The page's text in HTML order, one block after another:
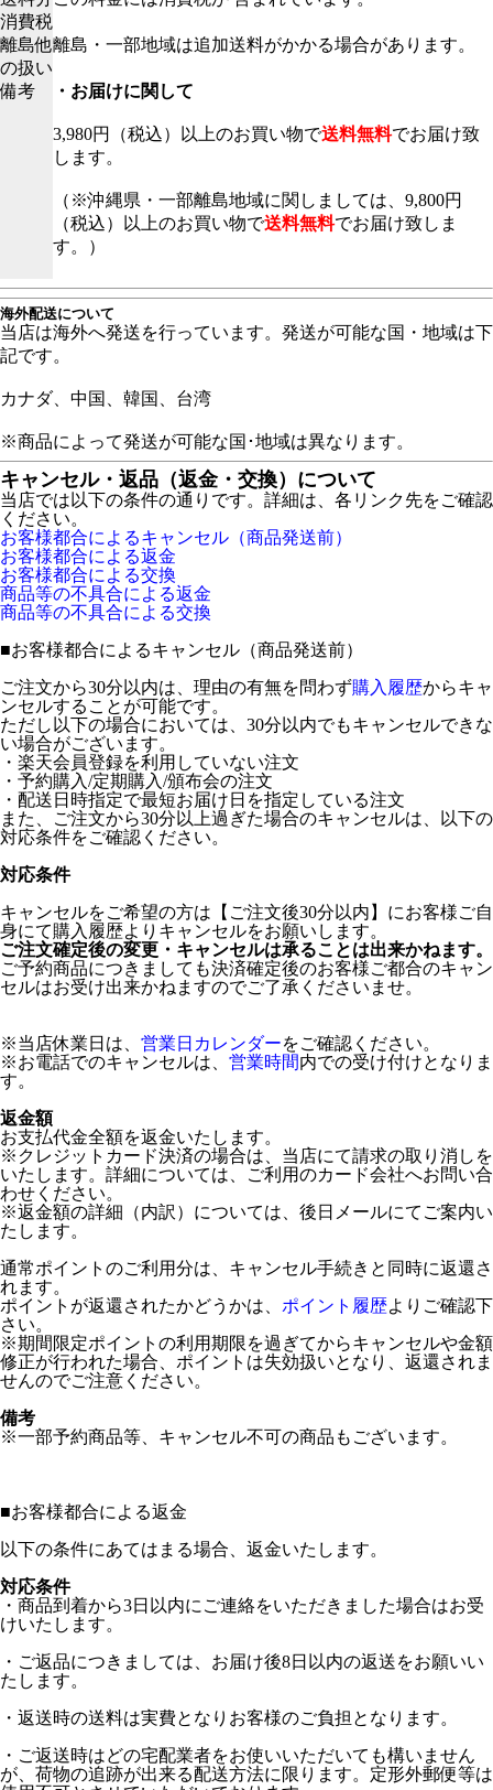
消費税
離島他
の扱い
離島・一部地域は追加送料がかかる場合があります。
備考 ・お届けに関して
3,980円（税込）以上のお買い物で送料無料でお届け致
します。
（※沖縄県・一部離島地域に関しましては、9,800円
（税込）以上のお買い物で送料無料でお届け致しま
す。）
海外配送について
当店は海外へ発送を行っています。発送が可能な国・地域は下
記です。
カナダ、中国、韓国、台湾
※商品によって発送が可能な国･地域は異なります。
キャンセル・返品（返金・交換）について
当店では以下の条件の通りです。詳細は、各リンク先をご確認
ください。
お客様都合によるキャンセル（商品発送前）
お客様都合による返金
お客様都合による交換
商品等の不具合による返金
商品等の不具合による交換
■お客様都合によるキャンセル（商品発送前）
ご注文から30分以内は、理由の有無を問わず購入履歴からキャ
ンセルすることが可能です。
ただし以下の場合においては、30分以内でもキャンセルできな
い場合がございます。
・楽天会員登録を利用していない注文
・予約購入/定期購入/頒布会の注文
・配送日時指定で最短お届け日を指定している注文
また、ご注文から30分以上過ぎた場合のキャンセルは、以下の
対応条件をご確認ください。
対応条件
キャンセルをご希望の方は【ご注文後30分以内】にお客様ご自
身にて購入履歴よりキャンセルをお願いします。
ご注文確定後の変更・キャンセルは承ることは出来かねます。
ご予約商品につきましても決済確定後のお客様ご都合のキャン
セルはお受け出来かねますのでご了承くださいませ。
※当店休業日は、 営業日カレンダーをご確認ください。
※お電話でのキャンセルは、 営業時間内での受け付けとなりま
す。
返金額
お支払代金全額を返金いたします。
※クレジットカード決済の場合は、当店にて請求の取り消しを
いたします。詳細については、ご利用のカード会社へお問い合
わせください。
※返金額の詳細（内訳）については、後日メールにてご案内い
たします。
通常ポイントのご利用分は、キャンセル手続きと同時に返還さ
れます。
ポイントが返還されたかどうかは、 ポイント履歴よりご確認下
さい。
※期間限定ポイントの利用期限を過ぎてからキャンセルや金額
修正が行われた場合、ポイントは失効扱いとなり、返還されま
せんのでご注意ください。
備考
※一部予約商品等、キャンセル不可の商品もございます。
■お客様都合による返金
以下の条件にあてはまる場合、返金いたします。
対応条件
・商品到着から3日以内にご連絡をいただきました場合はお受
けいたします。
・ご返品につきましては、お届け後8日以内の返送をお願いい
たします。
・返送時の送料は実費となりお客様のご負担となります。
・ご返送時はどの宅配業者をお使いいただいても構いません
が、荷物の追跡が出来る配送方法に限ります。定形外郵便等は